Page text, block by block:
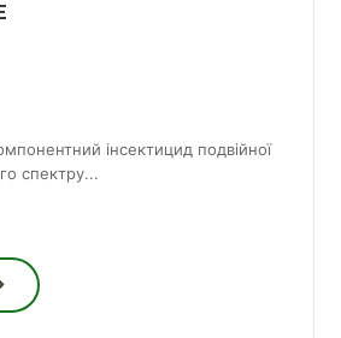
інсектицид подвійної
спектру...